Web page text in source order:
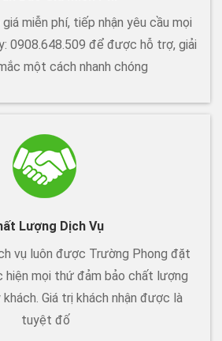
miễn phí, tiếp nhận yêu cầu mọi
0908.648.509 để được hỗ trợ, giải
một cách nhanh chóng
Lượng Dịch Vụ
vụ luôn được Trường Phong đặt
hiện mọi thứ đảm bảo chất lượng
Giá trị khách nhận được là
tuyệt đố